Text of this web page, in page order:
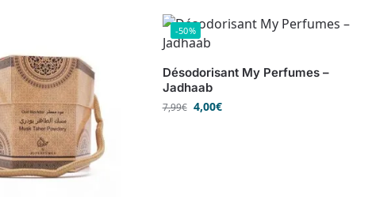
-50%
Désodorisant My Perfumes –
Jadhaab
7,99€ 4,00€